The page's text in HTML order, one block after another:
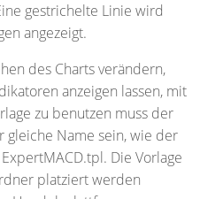
gestrichelte Linie wird
angezeigt.
des Charts verändern,
anzeigen lassen, mit
zu benutzen muss der
gleiche Name sein, wie der
Die Vorlage
platziert werden